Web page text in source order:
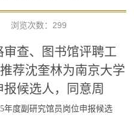
浏览次数： 299
查、图书馆评聘工
荐沈奎林为南京大学
候选人，同意周
年度副研究馆员岗位申报候选